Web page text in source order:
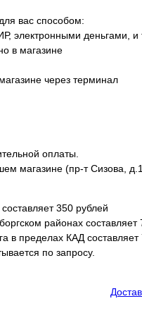
вас способом:
электронными деньгами, и
в магазине
через терминал
оплаты.
магазине (пр-т Сизова,
350 рублей
районах составляет
в пределах КАД составляет
по запросу.